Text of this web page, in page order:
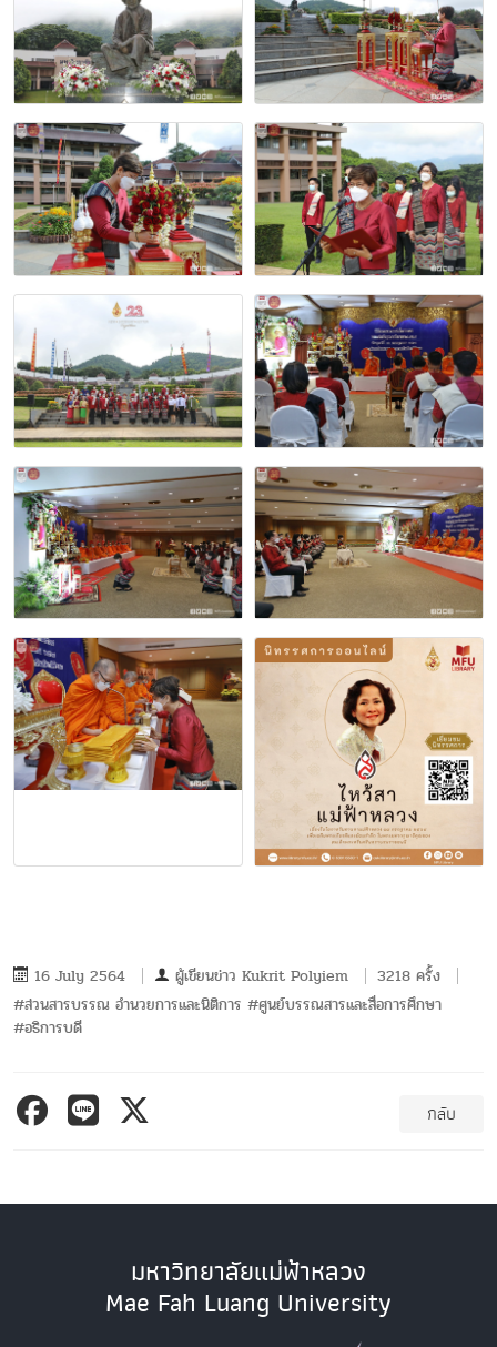
16 July 2564 ผู้เขียนข่าว Kukrit Polyiem
3218 ครั้ง
#ส่วนสารบรรณ อำนวยการและนิติการ #ศูนย์บรรณสารและสื่อการศึกษา
#อธิการบดี
กลับ
มหาวิทยาลัยแม่ฟ้าหลวง
Mae Fah Luang University